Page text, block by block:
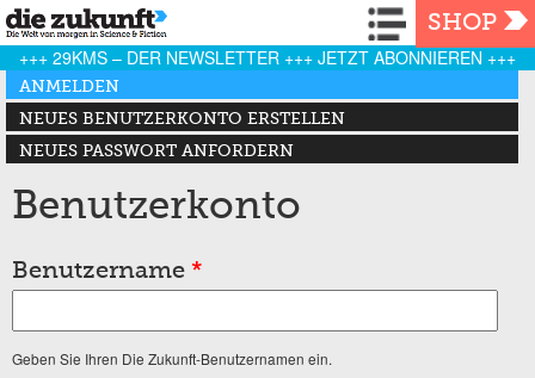
Navigation
SHOP
+++ 29KMS – DER NEWSLETTER +++ JETZT ABONNIEREN +++
Haupt-Reiter
ANMELDEN
(AKTIVER REITER)
NEUES BENUTZERKONTO ERSTELLEN
NEUES PASSWORT ANFORDERN
Benutzerkonto
Benutzername *
Geben Sie Ihren Die Zukunft-Benutzernamen ein.